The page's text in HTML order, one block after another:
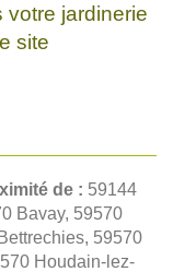
votre jardinerie
site
de : 59144
Bavay, 59570
59570
Houdain-lez-